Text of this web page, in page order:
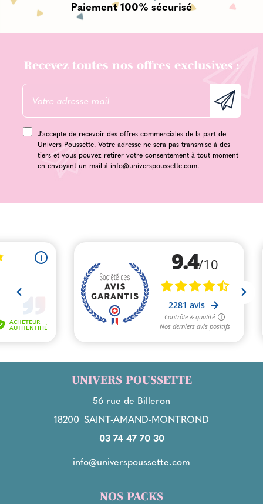
Paiement 100% sécurisé
Recevez toutes nos offres exclusives :
J'accepte de recevoir des offres commerciales de la part de
Univers Poussette. Votre adresse ne sera pas transmise à des
tiers et vous pouvez retirer votre consentement à tout moment
en envoyant un mail à info@universpoussette.com.
UNIVERS POUSSETTE
56 rue de Billeron
18200 SAINT-AMAND-MONTROND
03 74 47 70 30
info@universpoussette.com
NOS PACKS